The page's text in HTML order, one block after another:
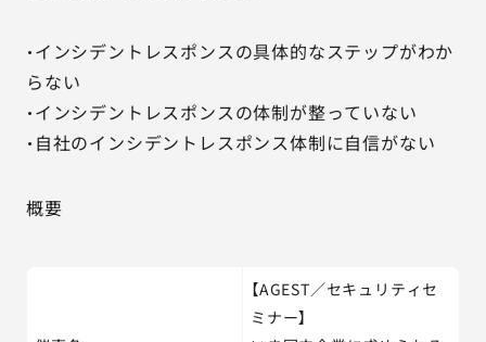
・インシデントレスポンスの具体的なステップがわか
らない
・インシデントレスポンスの体制が整っていない
・自社のインシデントレスポンス体制に自信がない
概要
【AGEST／セキュリティセ
ミナー】